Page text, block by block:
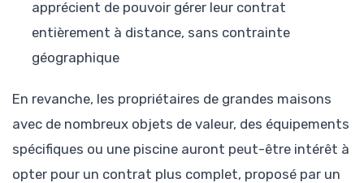
apprécient de pouvoir gérer leur contrat
entièrement à distance, sans contrainte
géographique
En revanche, les propriétaires de grandes maisons
avec de nombreux objets de valeur, des équipements
spécifiques ou une piscine auront peut-être intérêt à
opter pour un contrat plus complet, proposé par un